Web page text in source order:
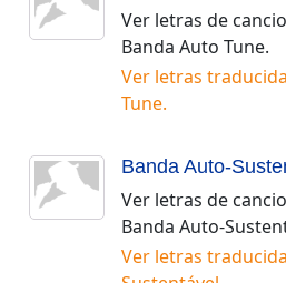
Ver letras de
Banda Auto Tune.
Ver letras
Tune.
Banda Auto-
Ver letras de
Banda Auto-
Ver letras